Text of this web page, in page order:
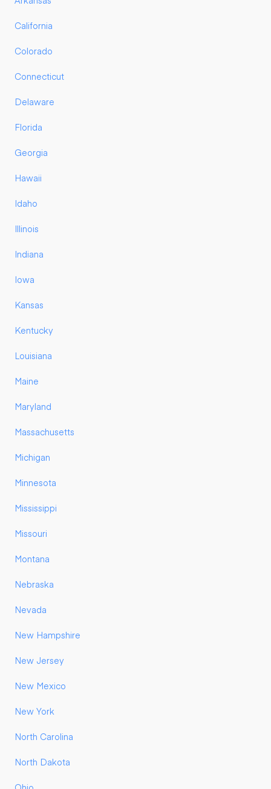
California
Colorado
Connecticut
Delaware
Florida
Georgia
Hawaii
Idaho
Illinois
Indiana
Iowa
Kansas
Kentucky
Louisiana
Maine
Maryland
Massachusetts
Michigan
Minnesota
Mississippi
Missouri
Montana
Nebraska
Nevada
New Hampshire
New Jersey
New Mexico
New York
North Carolina
North Dakota